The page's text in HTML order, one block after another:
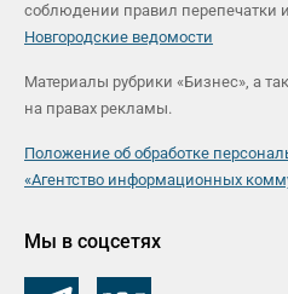
соблюдении правил перепечатки
Новгородские ведомости
Материалы рубрики «Бизнес», а
на правах рекламы.
Положение об обработке
«Агентство информационных
Мы в соцсетях